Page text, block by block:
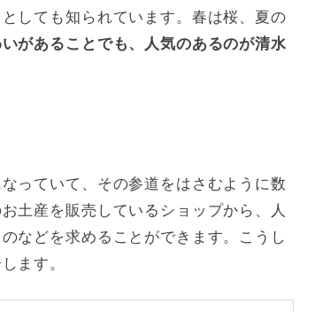
しても知られています。春は桜、夏の
があることでも、人気のあるのが清水
っていて、その参道をはさむように数
土産を販売しているショップから、人
などを求めることができます。こうし
ます。